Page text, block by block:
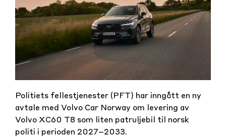
Politiets fellestjenester (PFT) har inngått en ny
avtale med Volvo Car Norway om levering av
Volvo XC60 T8 som liten patruljebil til norsk
politi i perioden 2027–2033.